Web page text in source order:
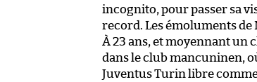
incognito, pour passer sa
record. Les émoluments de
À 23 ans, et moyennant un
dans le club mancuninen,
Juventus Turin libre comme